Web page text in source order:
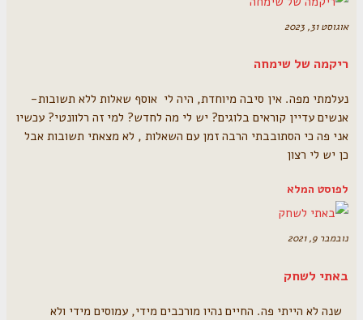
אוגוסט 31, 2023
ריקמה של שימחה
נעלמתי מפה. אין סיבה מיוחדת, היה לי אוסף שאלות ללא תשובות-
אנשים עדיין קוראים בלוגים? יש לי מה לחדש? למי זה רלוונטי? עכשיו
אני פה כי הסתובבתי הרבה זמן עם השאלות , לא מצאתי תשובות אבל
כן יש לי רצון
לפוסט המלא
נובמבר 9, 2021
באתי לשחק
שנה לא הייתי פה. החיים נהיו מורכבים מידי, עמוסים מידי ולא